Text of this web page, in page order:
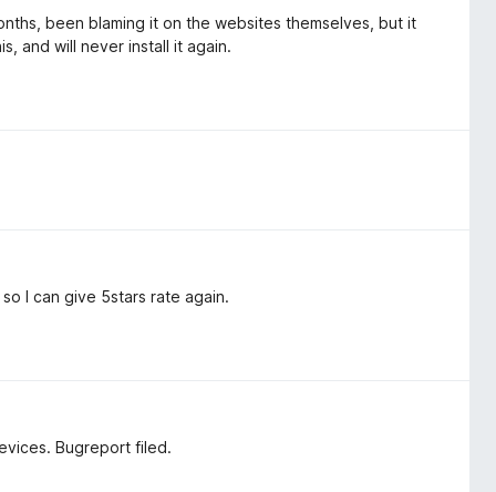
been blaming it on the websites themselves, but it
and will never install it again.
I can give 5stars rate again.
Bugreport filed.